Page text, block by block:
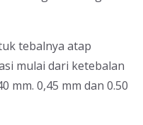
tebalnya atap
mulai dari ketebalan
mm. 0,45 mm dan 0.50